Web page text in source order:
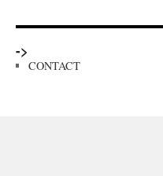
->
CONTACT